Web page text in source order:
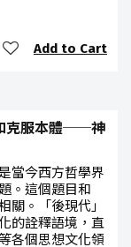
Add to Cart
克服本體──神
當今西方哲學界
。這個題目和
關。「後現代」
的詮釋語境，直
各個思想文化領